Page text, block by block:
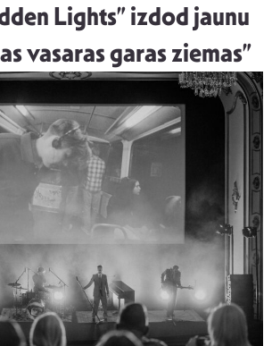
Lights” izdod jaunu
vasaras garas ziemas”